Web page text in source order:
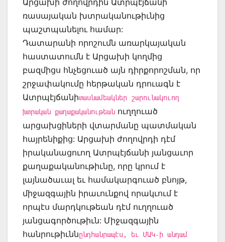
ռասայական խտրականութիւնից
պաշտպանելու համար:
Դատարանի որոշումն առարկայական
հաստատումն է Արցախի կողմից
բազմիցս հնչեցուած այն դիրքորոշման, որ
շրջափակումը հերթական դրուագն է
Ատրպէյճանիտասնամեակներ շարունակուող
խտրական քաղաքականութեան ուղղուած
արցախցիների վտարմանը պատմական
հայրենիքից: Արցախի ժողովրդի դէմ
իրականացուող Ատրպէյճանի յանցաւոր
քաղաքականութիւնը, որը կրում է
լայնածաւալ եւ համակարգուած բնոյթ,
միջազգային իրաւունքով որակւում է
որպէս մարդկութեան դէմ ուղղուած
յանցագործութիւն: Միջազգային
հանրութիւննընդհանրապէս, եւ ՄԱԿ-ի անդամ